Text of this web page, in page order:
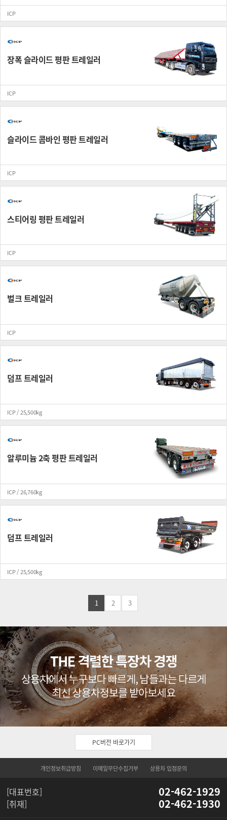
ICP
장폭 슬라이드 평판 트레일러
ICP
슬라이드 콤바인 평판 트레일러
ICP
스티어링 평판 트레일러
ICP
벌크 트레일러
ICP
덤프 트레일러
ICP / 25,500kg
알루미늄 2축 평판 트레일러
ICP / 26,760kg
덤프 트레일러
ICP / 25,500kg
1 2 3
PC버전 바로가기
개인정보취급방침 이메일무단수집거부 상용차 입점문의
[대표번호] 02-462-1929
[취재] 02-462-1930